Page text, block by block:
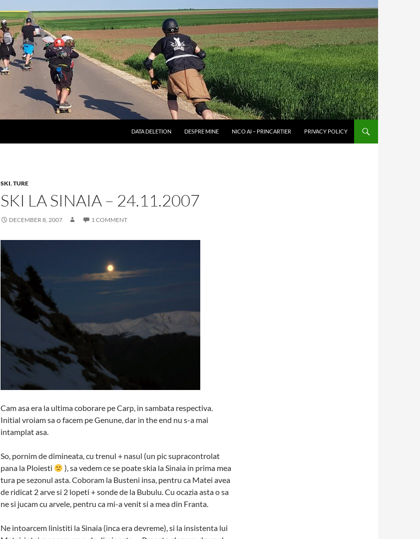
DATA DELETION DESPRE MINE NICO AI – PRINCARTIER PRIVACY POLICY
SKI,TURE
SKI LA SINAIA – 24.11.2007
DECEMBER 8, 2007 1 COMMENT
Cam asa era la ultima coborare pe Carp, in sambata respectiva.
Initial vroiam sa o facem pe Genune, dar in the end nu s-a mai
intamplat asa.
So, pornim de dimineata, cu trenul + nasul (un pic supracontrolat
pana la Ploiesti
), sa vedem ce se poate skia la Sinaia in prima mea
tura pe sezonul asta. Coboram la Busteni insa, pentru ca Matei avea
de ridicat 2 arve si 2 lopeti + sonde de la Bubulu. Cu ocazia asta o sa
ne si jucam cu arvele, pentru ca mi-a venit si a mea din Franta.
Ne intoarcem linistiti la Sinaia (inca era devreme), si la insistenta lui